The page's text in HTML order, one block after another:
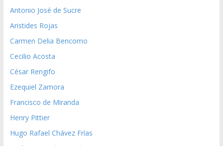
Antonio José de Sucre
Aristides Rojas
Carmen Delia Bencomo
Cecilio Acosta
César Rengifo
Ezequiel Zamora
Francisco de Miranda
Henry Pittier
Hugo Rafael Chávez Frías